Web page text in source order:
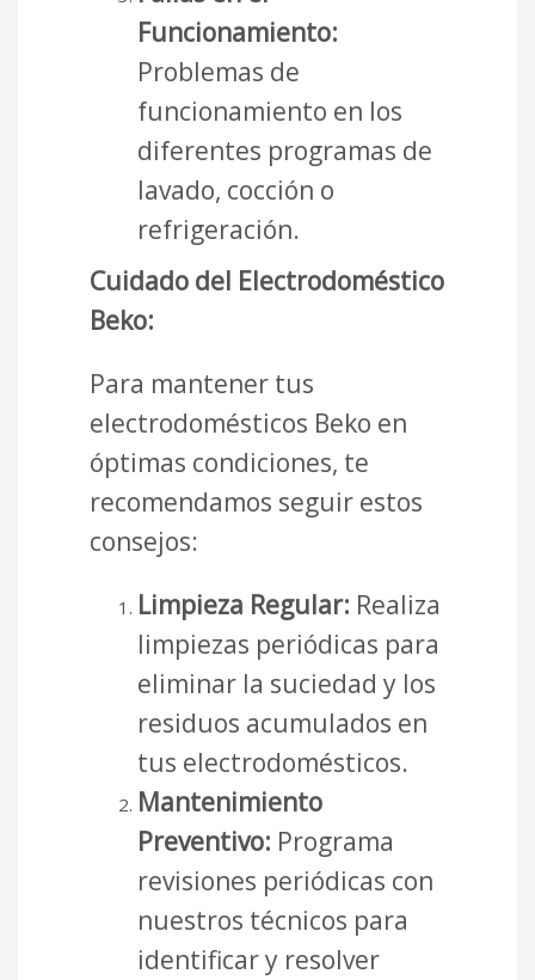
Funcionamiento:
Problemas de
funcionamiento en los
diferentes programas de
lavado, cocción o
refrigeración.
Cuidado del Electrodoméstico
Beko:
Para mantener tus
electrodomésticos Beko en
óptimas condiciones, te
recomendamos seguir estos
consejos:
Limpieza Regular: Realiza
limpiezas periódicas para
eliminar la suciedad y los
residuos acumulados en
tus electrodomésticos.
Mantenimiento
Preventivo: Programa
revisiones periódicas con
nuestros técnicos para
identificar y resolver